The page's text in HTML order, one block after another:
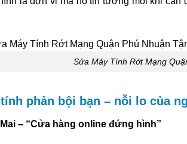
Sửa Máy Tính Rớt Mạng
phản bội bạn – nỗi lo của
– “Cửa hàng online đứng hình”